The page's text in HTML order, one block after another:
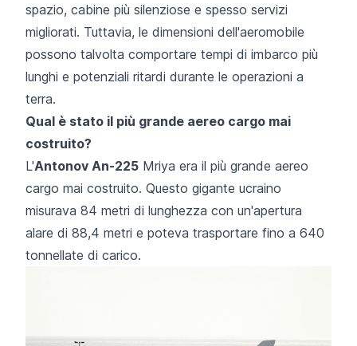
spazio, cabine più silenziose e spesso servizi
migliorati. Tuttavia, le dimensioni dell'aeromobile
possono talvolta comportare tempi di imbarco più
lunghi e potenziali ritardi durante le operazioni a
terra.
Qual è stato il più grande aereo cargo mai
costruito?
L'Antonov An-225 Mriya era il più grande aereo
cargo mai costruito. Questo gigante ucraino
misurava 84 metri di lunghezza con un'apertura
alare di 88,4 metri e poteva trasportare fino a 640
tonnellate di carico.